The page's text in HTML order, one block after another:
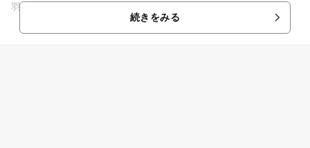
羽の蝶が舞うパピヨンドームをはじめ、季節によって様々な種
続きをみる